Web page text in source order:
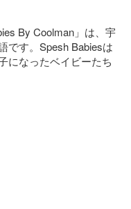
By Coolman」は、宇
です。Spesh Babiesは
になったベイビーたち